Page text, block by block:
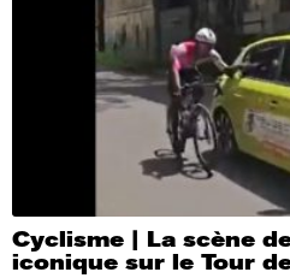
Cyclisme | La scène
iconique sur le Tour